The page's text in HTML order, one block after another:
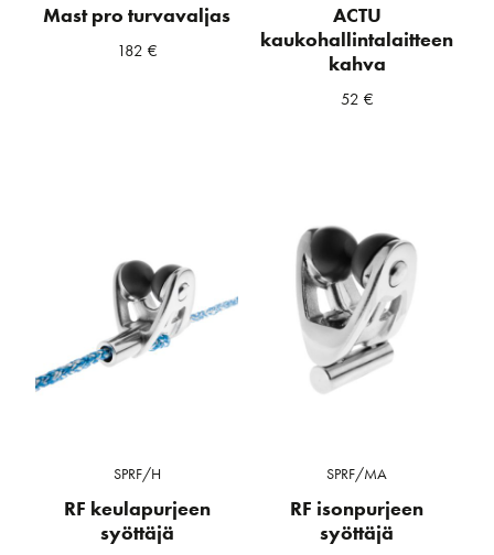
Mast pro turvavaljas
182 €
ACTU
kaukohallintalaitteen
kahva
52 €
SPRF/H
RF keulapurjeen
syöttäjä
SPRF/MA
RF isonpurjeen
syöttäjä